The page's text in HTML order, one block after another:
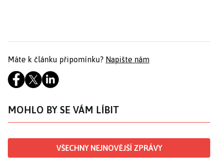
Máte k článku připomínku? Napište nám
MOHLO BY SE VÁM LÍBIT
VŠECHNY NEJNOVĚJŠÍ ZPRÁVY